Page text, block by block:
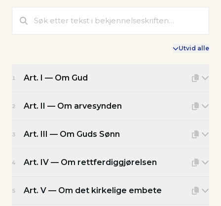
Utvid alle
1 Art. I — Om Gud
2 Art. II — Om arvesynden
3 Art. III — Om Guds Sønn
4 Art. IV — Om rettferdiggjørelsen
5 Art. V — Om det kirkelige embete